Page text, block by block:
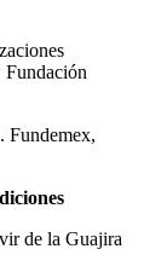
Fundación
Fundemex,
de la Guajira